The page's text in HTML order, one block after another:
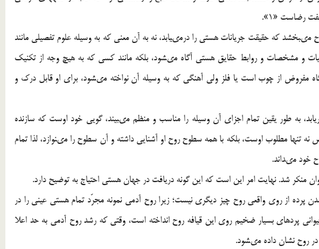
رضاست‏ «1».
مى‏بخشد که حقیقت جریانات هستى را درمى‏یابد، نه به آن معنى که به وسیله علوم تفصیلى مانند
و مشخصات و روابط حقایق هستى آگاه مى‏شود، بلکه مانند کسى که به هیچ وجه از تکنیک
مفروض از چوب است یا فلز ولى آهنگى که به وسیله آن نواخته مى‏شود، براى او قابل درک و
به طور یقین تمام اجزاى آن وسیله را مناسب و منظم مى‏بیند، گویى خود اوست که سازنده
تنها مطلوب اوست، بلکه با همه سطوح روح او آشنایى داشته و آن سطوح را مى‏نوازد، لذا تمام
خود مى‏داند.
منکر شد. نهایت امر این است که این گونه دریافت در جهان هستى احتیاج به توضیح دارد.
پرده از روى واقعى روح چیز دیگرى نیست؛ زیرا روح آدمى نمونه مجرّد تمام هستى عینى را در
پرده‏اى بسیار ضخیم روى این قیافه روح انداخته است، وقتى که رشد روح آدمى به حد اعلا
روح نشان داده مى‏شود.